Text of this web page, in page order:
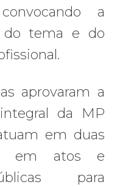
a
do tema e do
aprovaram a
da MP
em duas
em atos e
para